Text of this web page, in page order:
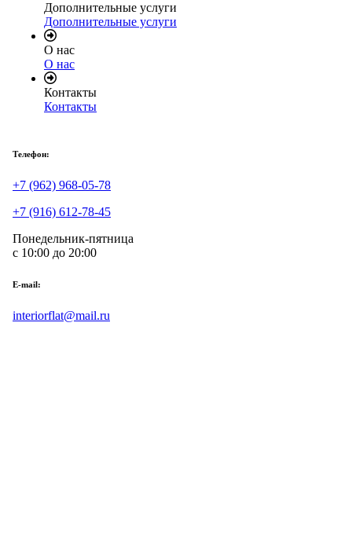
Дополнительные услуги
Дополнительные услуги
О нас
О нас
Контакты
Контакты
Телефон:
+7 (962) 968-05-78
+7 (916) 612-78-45
Понедельник-пятница
с 10:00 до 20:00
E-mail:
interiorflat@mail.ru